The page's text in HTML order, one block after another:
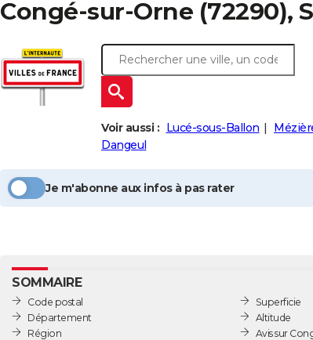
Congé-sur-Orne (72290),
Voir aussi : Lucé-sous-Ballon
Dangeul
Je m'abonne aux infos à pas rater
SOMMAIRE
Code postal
Département
Région
Superficie
Altitude
Avis sur